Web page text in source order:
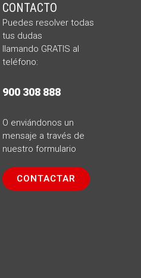
CONTACTO
Puedes resolver todas
tus dudas
llamando GRATIS al
teléfono:
900 308 888
O enviándonos un
mensaje a través de
nuestro formulario
CONTACTAR